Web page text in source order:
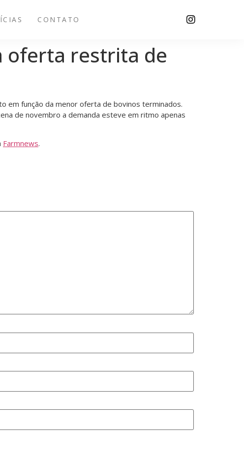
CONTATO
oferta restrita de
em função da menor oferta de bovinos terminados.
de novembro a demanda esteve em ritmo apenas
Farmnews.